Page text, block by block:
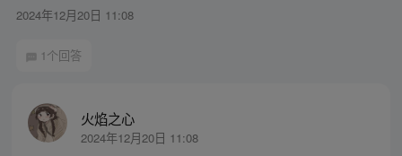
2024年12月20日 11:08
1个回答
火焰之心
2024年12月20日 11:08